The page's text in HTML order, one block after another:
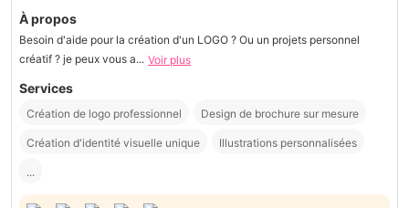
À propos
Besoin d'aide pour la création d'un LOGO ? Ou un projets personnel
créatif ? je peux vous a... Voir plus
Services
Création de logo professionnel Design de brochure sur mesure
Création d'identité visuelle unique Illustrations personnalisées
...